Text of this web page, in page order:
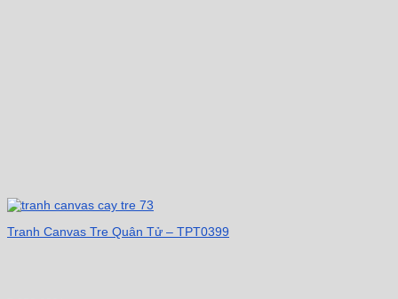
Tranh Canvas Tre Quân Tử – TPT0399